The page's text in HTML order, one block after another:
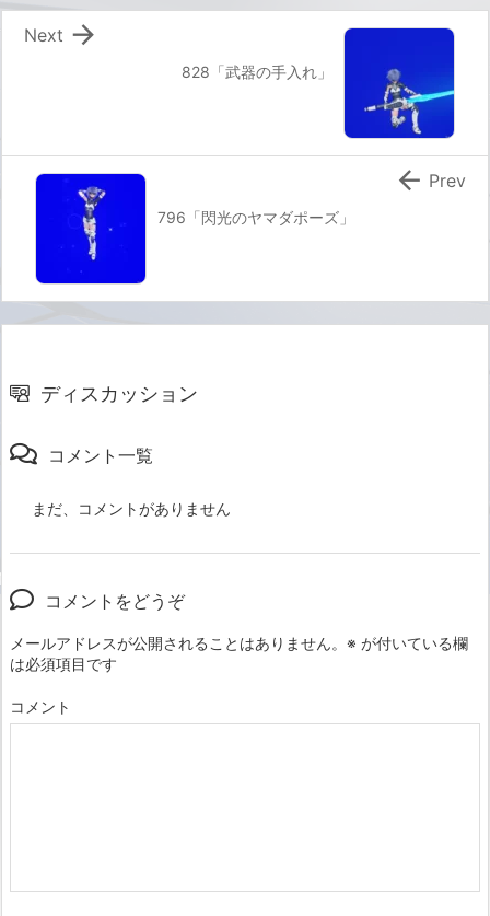
828「武器の手入れ」

Next
796「閃光のヤマダポーズ」
 Prev
ディスカッション
コメント一覧
まだ、コメントがありません
コメントをどうぞ
メールアドレスが公開されることはありません。 ※ が付いている欄
は必須項目です
コメント